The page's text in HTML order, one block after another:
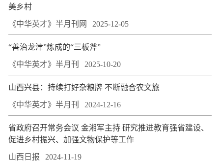
美乡村
《中华英才》半月刊网 2025-12-05
“善治龙津”炼成的“三板斧”
《中华英才》半月刊 2025-10-20
山西兴县：持续打好杂粮牌 不断融合农文旅
《中华英才》半月刊 2024-12-16
省政府召开常务会议 金湘军主持 研究推进教育强省建设、
促进乡村振兴、加强文物保护等工作
山西日报 2024-11-19